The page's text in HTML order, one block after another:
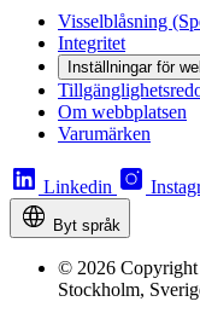
Visselblåsning
Integritet
Inställningar för
Om webbplatsen
Varumärken
Linkedin
Byt språk
© 2026
Stockholm,